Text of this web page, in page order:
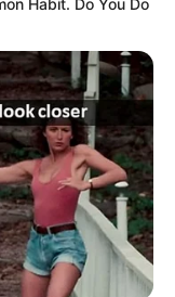
und
verläuft
Kilometer langer
und
Wegesrand des in
sind auch viele
Habit. Do You Do